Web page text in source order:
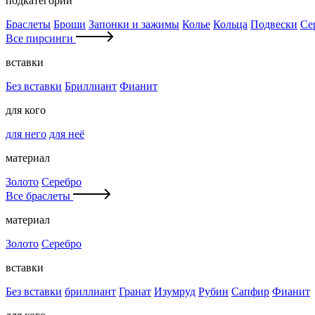
Браслеты Броши Запонки и зажимы Колье Кольца Подвески
Все пирсинги
вставки
Без вставки Бриллиант Фианит
для кого
для него для неё
материал
Золото Серебро
Все браслеты
материал
Золото Серебро
вставки
Без вставки бриллиант Гранат Изумруд Рубин Сапфир Фианит